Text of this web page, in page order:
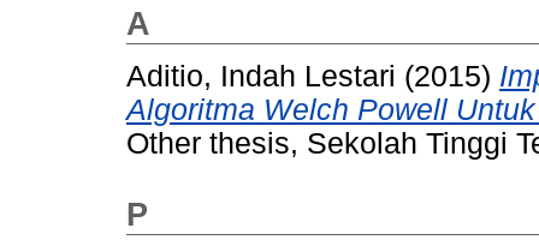
A
Aditio, Indah Lestari (2015)
Algoritma Welch Powell
Other thesis, Sekolah Tinggi
P